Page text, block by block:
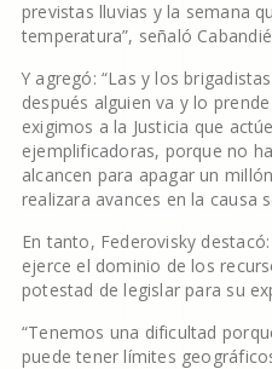
previstas lluvias y la semana
temperatura”, señaló
Y agregó: “Las y los
después alguien va y lo
exigimos a la Justicia que
ejemplificadoras, porque no
alcancen para apagar un
realizara avances en la causa
En tanto, Federovisky
ejerce el dominio de los
potestad de legislar para su
“Tenemos una dificultad
puede tener límites